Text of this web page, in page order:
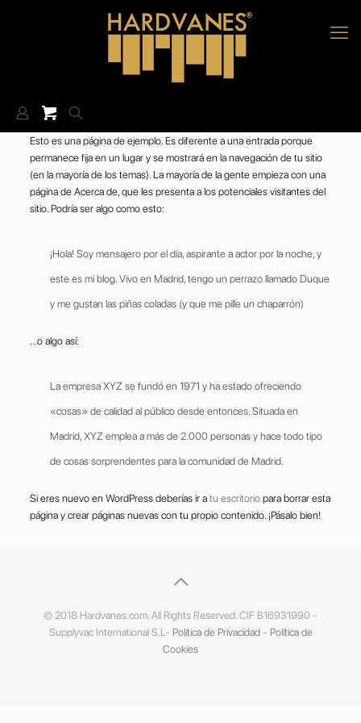
Esto es una página de ejemplo. Es diferente a una entrada porque
permanece fija en un lugar y se mostrará en la navegación de tu sitio
(en la mayoría de los temas). La mayoría de la gente empieza con una
página de Acerca de, que les presenta a los potenciales visitantes del
sitio. Podría ser algo como esto:
¡Hola! Soy mensajero por el día, aspirante a actor por la noche, y
este es mi blog. Vivo en Madrid, tengo un perrazo llamado Duque
y me gustan las piñas coladas (y que me pille un chaparrón)
…o algo así:
La empresa XYZ se fundó en 1971 y ha estado ofreciendo
«cosas» de calidad al público desde entonces. Situada en
Madrid, XYZ emplea a más de 2.000 personas y hace todo tipo
de cosas sorprendentes para la comunidad de Madrid.
Si eres nuevo en WordPress deberías ir a tu escritoriopara borrar esta
página y crear páginas nuevas con tu propio contenido. ¡Pásalo bien!
© 2018 Hardvanes.com. All Rights Reserved. CIF B16931990 -
Supplyvac International S.L- Política de Privacidad- Política de
Cookies